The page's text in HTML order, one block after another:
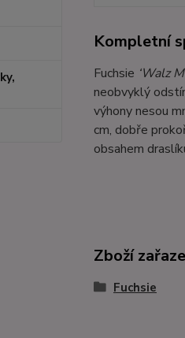
Kompletní
Fuchsie ‘Walz
neobvyklý
výhony nesou
cm, dobře
obsahem
Zboží
Fuchsie